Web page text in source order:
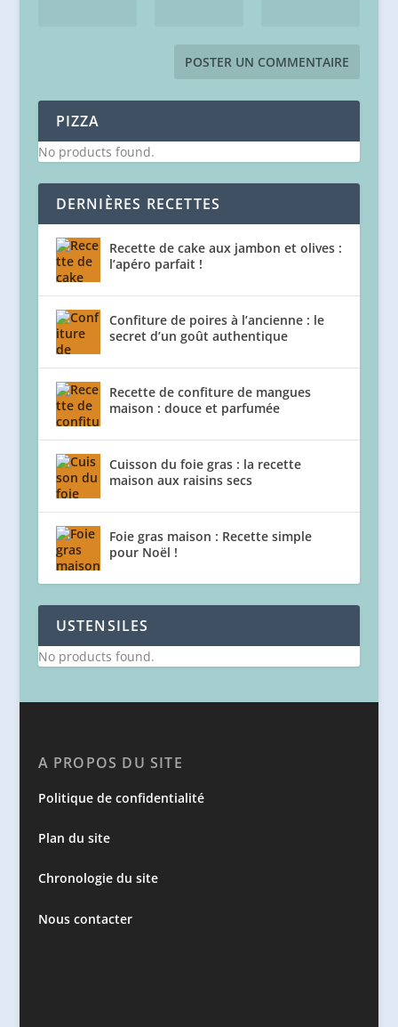
PIZZA
No products found.
DERNIÈRES RECETTES
Recette de cake aux jambon et olives :
l’apéro parfait !
Confiture de poires à l’ancienne : le
secret d’un goût authentique
Recette de confiture de mangues
maison : douce et parfumée
Cuisson du foie gras : la recette
maison aux raisins secs
Foie gras maison : Recette simple
pour Noël !
USTENSILES
No products found.
A PROPOS DU SITE
Politique de confidentialité
Plan du site
Chronologie du site
Nous contacter